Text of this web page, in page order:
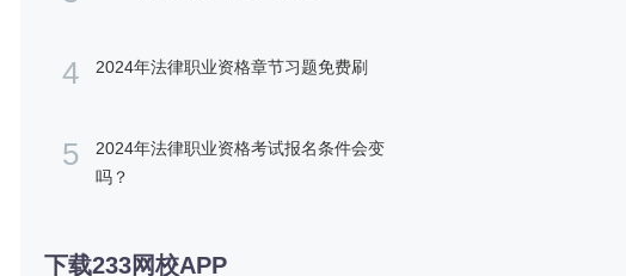
4 2024年法律职业资格章节习题免费刷
5
2024年法律职业资格考试报名条件会变
吗？
下载233网校APP